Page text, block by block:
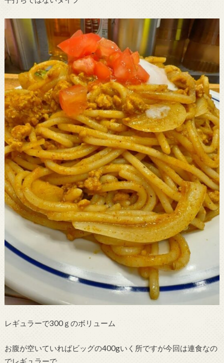
レギュラーで300ｇのボリューム
お腹が空いていればビッグの400gいく所ですが今回は連食なの
でレギュラーで